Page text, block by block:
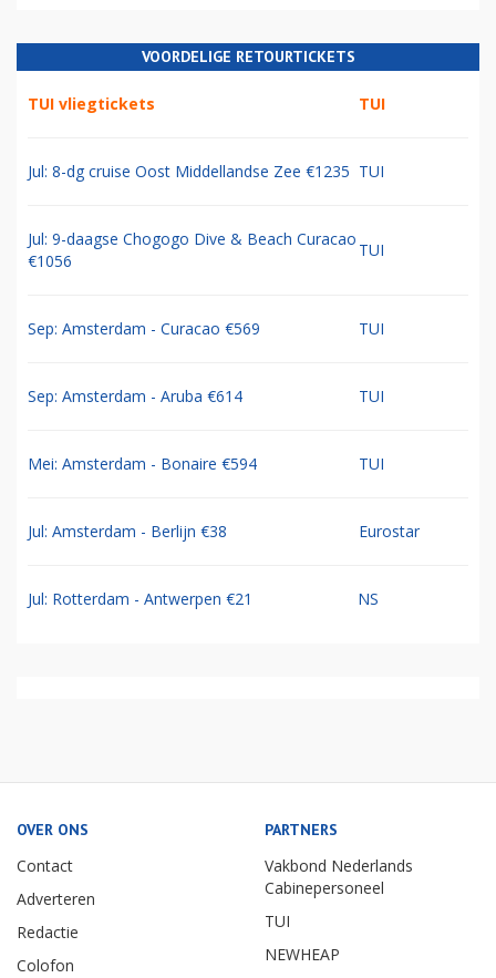
VOORDELIGE RETOURTICKETS
TUI vliegtickets TUI
Jul: 8-dg cruise Oost Middellandse Zee €1235 TUI
Jul: 9-daagse Chogogo Dive & Beach Curacao
€1056
TUI
Sep: Amsterdam - Curacao €569 TUI
Sep: Amsterdam - Aruba €614 TUI
Mei: Amsterdam - Bonaire €594 TUI
Jul: Amsterdam - Berlijn €38 Eurostar
Jul: Rotterdam - Antwerpen €21 NS
OVER ONS
Contact
Adverteren
Redactie
Colofon
PARTNERS
Vakbond Nederlands
Cabinepersoneel
TUI
NEWHEAP